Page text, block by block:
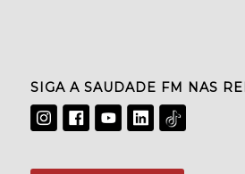
SIGA A SAUDADE FM NAS